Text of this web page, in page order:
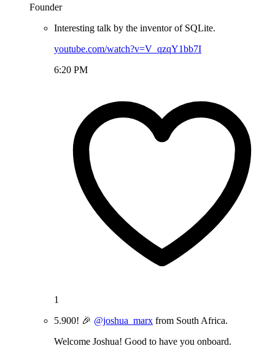
Founder
Interesting talk by the inventor of SQLite.
youtube.com/watch?v=V_qzqY1bb7I
6:20 PM
1
5.900! 🎉 @joshua_marx from South Africa.
Welcome Joshua! Good to have you onboard.